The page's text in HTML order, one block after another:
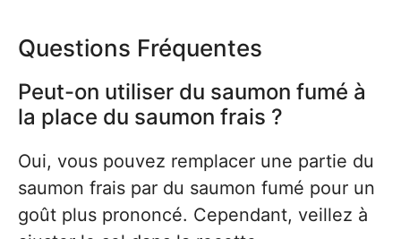
Questions Fréquentes
Peut-on utiliser du saumon fumé à
la place du saumon frais ?
Oui, vous pouvez remplacer une partie du
saumon frais par du saumon fumé pour un
goût plus prononcé. Cependant, veillez à